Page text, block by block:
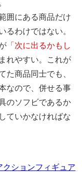
囲にある商品だけ
るわけではない。
「次に出るかもし
れやすい。これが
た商品同士でも、
なので、併せる事
のソフビであるか
ていかなければな
ションフィギュア